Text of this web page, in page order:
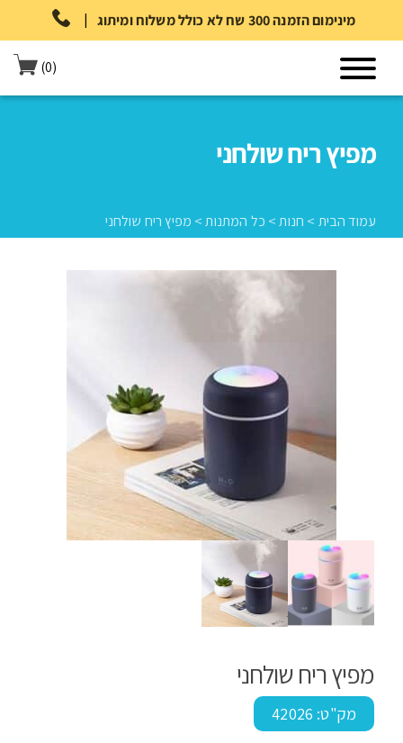
| מינימום הזמנה 300 שח לא כולל משלוח ומיתוג
(0)
מפיץ ריח שולחני
עמוד הבית > חנות> כל המתנות> מפיץ ריח שולחני
כל המתנות
מפיץ ריח שולחני
מק"ט: 42026